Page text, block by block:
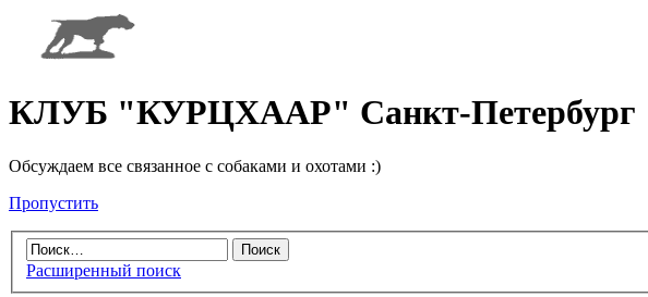
КЛУБ "КУРЦХААР" Санкт-Петербург
Обсуждаем все связанное с собаками и охотами :)
Пропустить
Расширенный поиск